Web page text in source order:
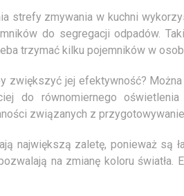
strefy zmywania w kuchni
do segregacji odpadów.
trzymać kilku pojemników w
zwiększyć jej efektywność?
do równomiernego
związanych z
największą zaletę, ponieważ są
na zmianę koloru